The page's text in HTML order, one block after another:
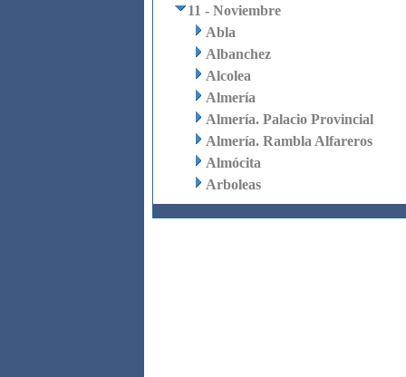
11 - Noviembre
Abla
Albanchez
Alcolea
Almería
Almería. Palacio Provincial
Almería. Rambla Alfareros
Almócita
Arboleas